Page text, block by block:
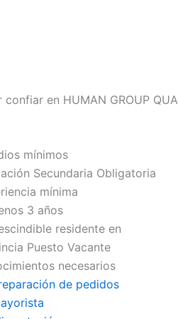
en HUMAN GROUP
mínimos
Secundaria Obligatoria
mínima
3 años
residente en
Puesto Vacante
necesarios
de pedidos